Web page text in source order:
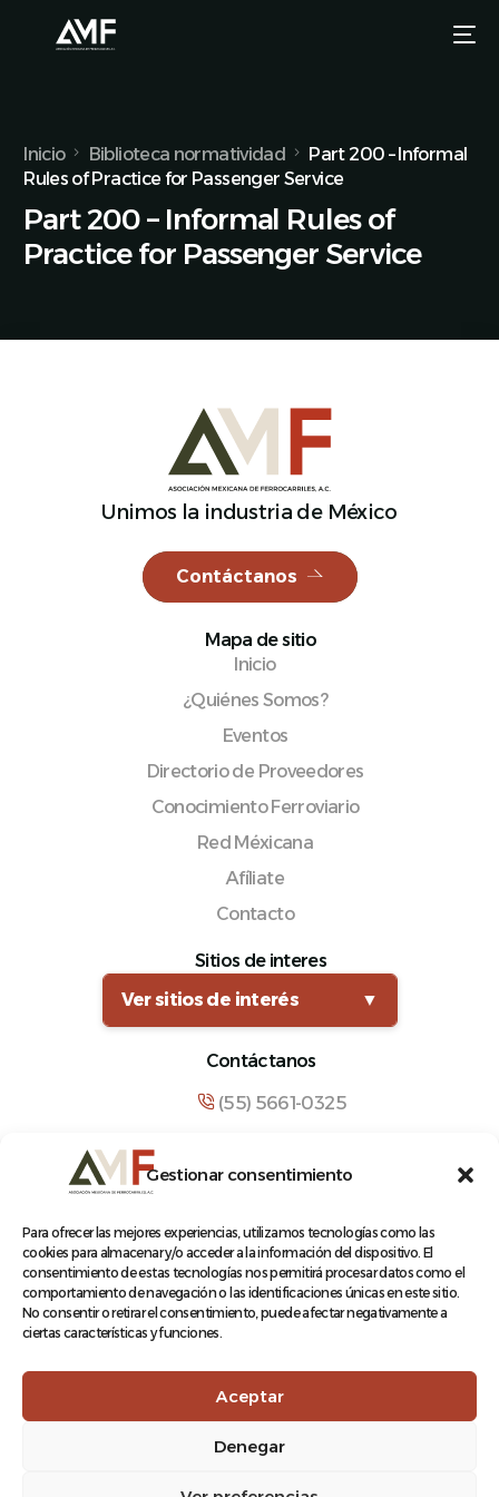
Gestionar consentimiento
Para ofrecer las mejores experiencias, utilizamos tecnologías como las
cookies para almacenar y/o acceder a la información del dispositivo. El
consentimiento de estas tecnologías nos permitirá procesar datos como el
comportamiento de navegación o las identificaciones únicas en este sitio.
No consentir o retirar el consentimiento, puede afectar negativamente a
ciertas características y funciones.
Aceptar
Denegar
Inicio Biblioteca normatividad
Part 200 – Informal
Rules of Practice for Passenger Service
Part 200 – Informal Rules of
Practice for Passenger Service
Unimos la industria de México
Contáctanos
Mapa de sitio
Inicio
¿Quiénes Somos?
Eventos
Directorio de Proveedores
Conocimiento Ferroviario
Red Méxicana
Afíliate
Contacto
Sitios de interes
Ver sitios de interés
▼
Contáctanos
(55) 5661-0325
Manuel María Contreras 133, Cuauhtémoc,